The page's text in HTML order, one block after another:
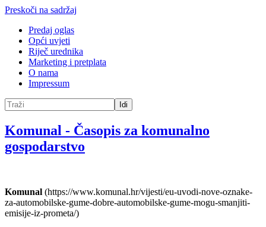
Preskoči na sadržaj
Predaj oglas
Opći uvjeti
Riječ urednika
Marketing i pretplata
O nama
Impressum
Idi
Komunal - Časopis za komunalno
gospodarstvo
Komunal (https://www.komunal.hr/vijesti/eu-uvodi-nove-oznake-
za-automobilske-gume-dobre-automobilske-gume-mogu-smanjiti-
emisije-iz-prometa/)